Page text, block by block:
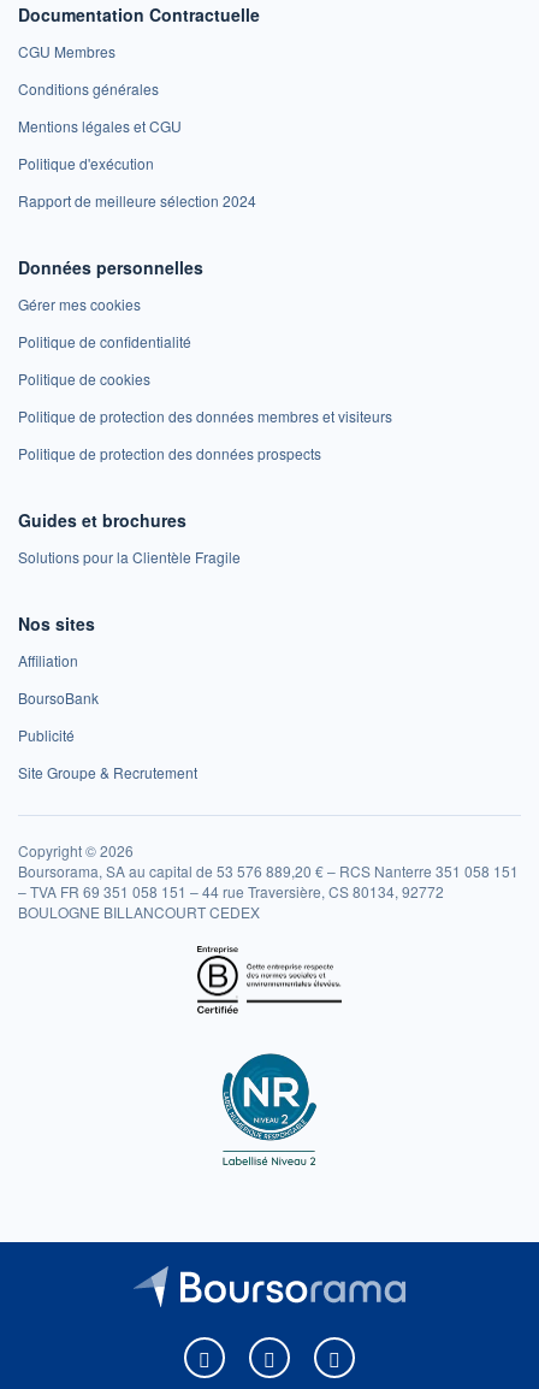
Documentation Contractuelle
CGU Membres
Conditions générales
Mentions légales et CGU
Politique d'exécution
Rapport de meilleure sélection 2024
Données personnelles
Gérer mes cookies
Politique de confidentialité
Politique de cookies
Politique de protection des données membres et visiteurs
Politique de protection des données prospects
Guides et brochures
Solutions pour la Clientèle Fragile
Nos sites
Affiliation
BoursoBank
Publicité
Site Groupe & Recrutement
Copyright © 2026
Boursorama, SA au capital de 53 576 889,20 € – RCS Nanterre 351 058 151
– TVA FR 69 351 058 151 – 44 rue Traversière, CS 80134, 92772
BOULOGNE BILLANCOURT CEDEX
Boursorama sur Facebook
Boursorama sur XBoursorama sur